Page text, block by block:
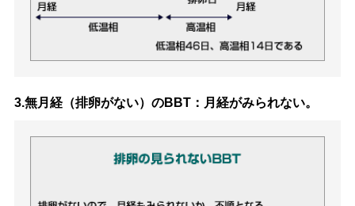
3.無月経（排卵がない）のBBT：月経がみられない。